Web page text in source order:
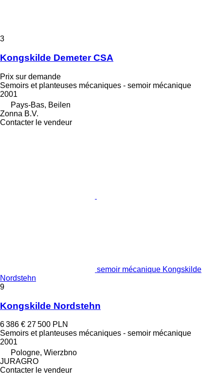
3
Kongskilde Demeter CSA
Prix sur demande
Semoirs et planteuses mécaniques - semoir mécanique
2001
Pays-Bas, Beilen
Zonna B.V.
Contacter le vendeur
semoir mécanique Kongskilde
Nordstehn
9
Kongskilde Nordstehn
6 386 € 27 500 PLN
Semoirs et planteuses mécaniques - semoir mécanique
2001
Pologne, Wierzbno
JURAGRO
Contacter le vendeur